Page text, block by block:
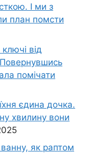
І ми з
план помсти
від
помічати
єдина дочка.
хвилину вони
як раптом